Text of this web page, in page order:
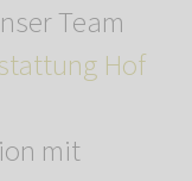
Team
Hof
mit